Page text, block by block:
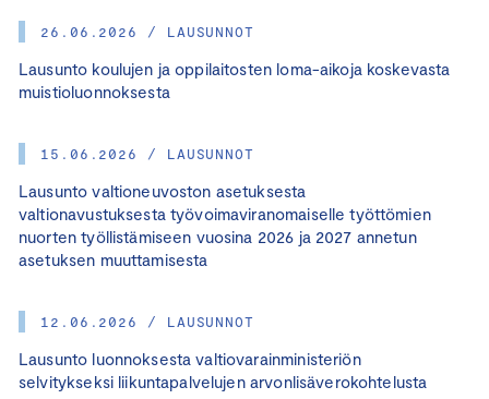
26.06.2026 / LAUSUNNOT
Lausunto koulujen ja oppilaitosten loma-aikoja koskevasta
muistioluonnoksesta
15.06.2026 / LAUSUNNOT
Lausunto valtioneuvoston asetuksesta
valtionavustuksesta työvoimaviranomaiselle työttömien
nuorten työllistämiseen vuosina 2026 ja 2027 annetun
asetuksen muuttamisesta
12.06.2026 / LAUSUNNOT
Lausunto luonnoksesta valtiovarainministeriön
selvitykseksi liikuntapalvelujen arvonlisäverokohtelusta